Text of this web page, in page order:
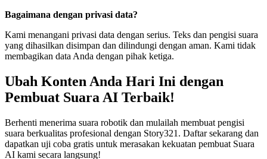
Bagaimana dengan privasi data?
Kami menangani privasi data dengan serius. Teks dan pengisi suara
yang dihasilkan disimpan dan dilindungi dengan aman. Kami tidak
membagikan data Anda dengan pihak ketiga.
Ubah Konten Anda Hari Ini dengan
Pembuat Suara AI Terbaik!
Berhenti menerima suara robotik dan mulailah membuat pengisi
suara berkualitas profesional dengan Story321. Daftar sekarang dan
dapatkan uji coba gratis untuk merasakan kekuatan pembuat Suara
AI kami secara langsung!